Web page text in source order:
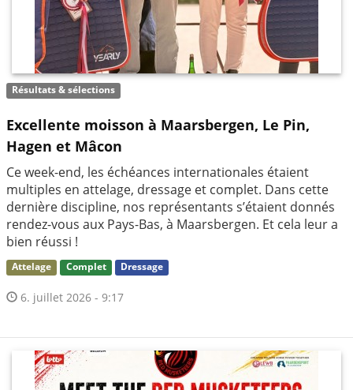
Résultats & sélections
Excellente moisson à Maarsbergen, Le Pin,
Hagen et Mâcon
Ce week-end, les échéances internationales étaient
multiples en attelage, dressage et complet. Dans cette
dernière discipline, nos représentants s’étaient donnés
rendez-vous aux Pays-Bas, à Maarsbergen. Et cela leur a
bien réussi !
Attelage Complet Dressage
6. juillet 2026 - 9:17